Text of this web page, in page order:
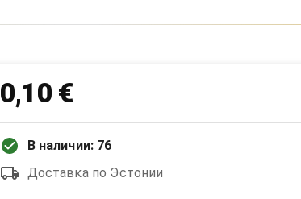
0,10 €
В наличии: 76
Доставка по Эстонии